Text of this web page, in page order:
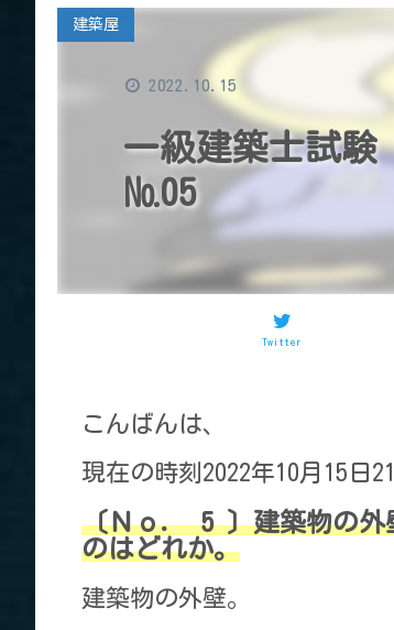
一級建築士試
№05
建築屋
Twitter
2022.10.15
こんばんは、
現在の時刻2022年10月15日
〔Ｎｏ． 5 〕建築物の外
のはどれか。
建築物の外壁。